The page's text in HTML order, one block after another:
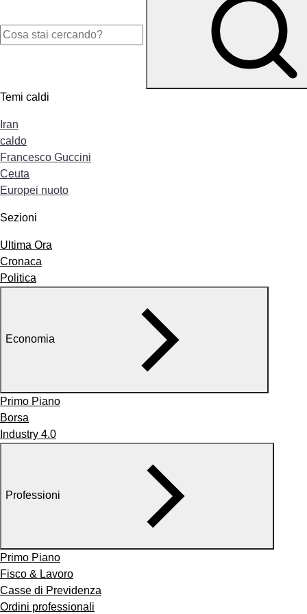
Temi caldi
Iran
caldo
Francesco Guccini
Ceuta
Europei nuoto
Sezioni
Ultima Ora
Cronaca
Politica
Economia
Primo Piano
Borsa
Industry 4.0
Professioni
Primo Piano
Fisco & Lavoro
Casse di Previdenza
Ordini professionali